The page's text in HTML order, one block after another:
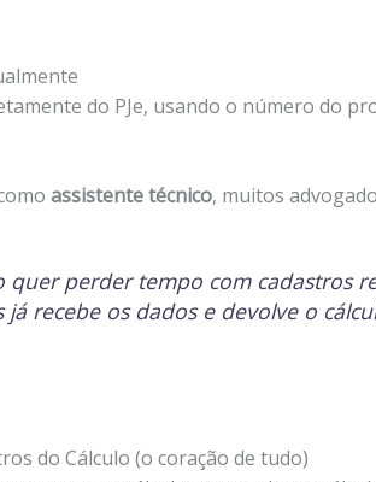
do PJe, usando o número do
assistente técnico, muitos
quer perder tempo com cadastros
já recebe os dados e devolve o
do Cálculo (o coração de tudo)